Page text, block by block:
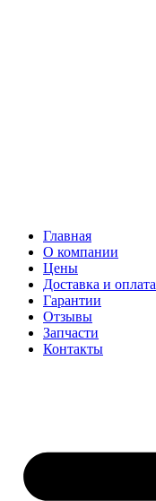
Главная
О компании
Цены
Доставка и оплата
Гарантии
Отзывы
Запчасти
Контакты